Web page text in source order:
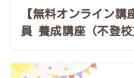
【無料オンライン
員 養成講座（不登校